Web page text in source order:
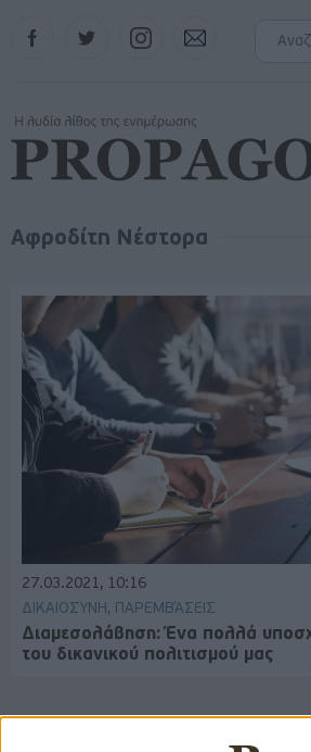
Instagram
Αφροδίτη Νέστορα
27.03.2021, 10:16
ΔΙΚΑΙΟΣΎΝΗ, ΠΑΡΕΜΒΆΣΕΙΣ
Διαμεσολάβηση: Ένα πολλά
του δικανικού πολιτισμού μας